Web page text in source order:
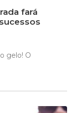
fará
gelo! O